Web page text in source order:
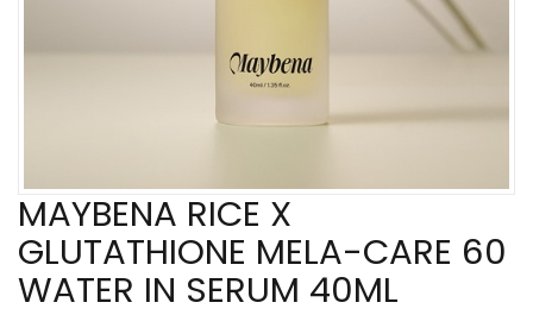
MAYBENA RICE X
GLUTATHIONE MELA-CARE 60
WATER IN SERUM 40ML